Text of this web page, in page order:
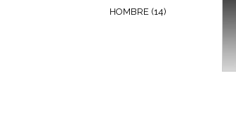
HOMBRE (14)